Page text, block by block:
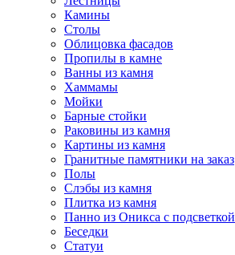
Камины
Столы
Облицовка фасадов
Пропилы в камне
Ванны из камня
Хаммамы
Мойки
Барные стойки
Раковины из камня
Картины из камня
Гранитные памятники на заказ
Полы
Слэбы из камня
Плитка из камня
Панно из Оникса с подсветкой
Беседки
Статуи